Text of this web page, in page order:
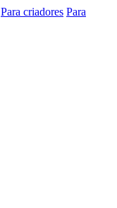
Para criadores Para